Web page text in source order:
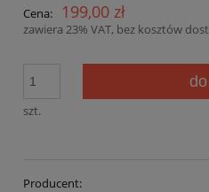
Cena: 199,00 zł
zawiera 23% VAT, bez kosztów
szt.
Producent: